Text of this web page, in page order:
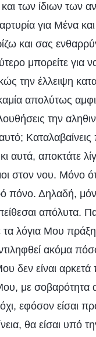
των ίδιων των
για Μένα και
και σας
μπορείτε για
την έλλειψη
απολύτως
την
Καταλαβαίνεις
αυτά, αποκτάτε
στον νου. Μόνο
πόνο. Δηλαδή,
απόλυτα.
τα λόγια Μου
ακόμα
δεν είναι
με σοβαρότητα
όχι, εφόσον είσαι
θα είσαι υπό